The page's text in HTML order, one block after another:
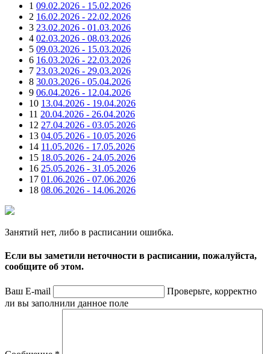
1 09.02.2026 - 15.02.2026
2 16.02.2026 - 22.02.2026
3 23.02.2026 - 01.03.2026
4 02.03.2026 - 08.03.2026
5 09.03.2026 - 15.03.2026
6 16.03.2026 - 22.03.2026
7 23.03.2026 - 29.03.2026
8 30.03.2026 - 05.04.2026
9 06.04.2026 - 12.04.2026
10 13.04.2026 - 19.04.2026
11 20.04.2026 - 26.04.2026
12 27.04.2026 - 03.05.2026
13 04.05.2026 - 10.05.2026
14 11.05.2026 - 17.05.2026
15 18.05.2026 - 24.05.2026
16 25.05.2026 - 31.05.2026
17 01.06.2026 - 07.06.2026
18 08.06.2026 - 14.06.2026
Занятий нет, либо в расписании ошибка.
Если вы заметили неточности в расписании, пожалуйста,
сообщите об этом.
Ваш E-mail
Проверьте, корректно
ли вы заполнили данное поле